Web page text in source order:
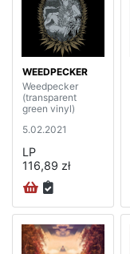
WEEDPECKER
Weedpecker
(transparent
green vinyl)
5.02.2021
LP
116,89 zł